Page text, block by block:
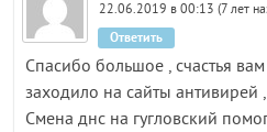
22.06.2019 в 00:13 (7 лет
Спасибо большое , счастья
заходило на сайты антивирей
Смена днс на гугловский
Ответить